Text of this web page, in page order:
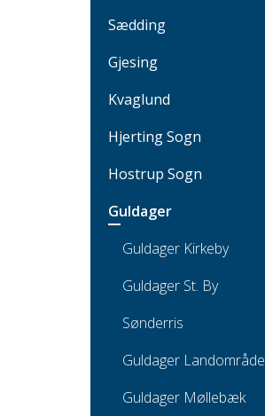
Sædding
Gjesing
Kvaglund
Hjerting Sogn
Hostrup Sogn
Guldager
Guldager Kirkeby
Guldager St. By
Sønderris
Guldager Landområde
Guldager Møllebæk